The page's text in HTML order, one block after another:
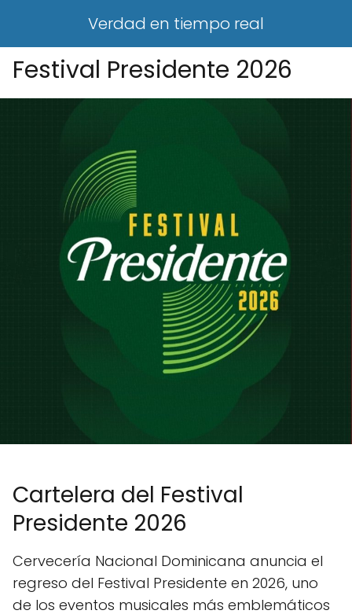
Verdad en tiempo real
Festival Presidente 2026
Cartelera del Festival
Presidente 2026
Cervecería Nacional Dominicana anuncia el
regreso del Festival Presidente en 2026, uno
de los eventos musicales más emblemáticos